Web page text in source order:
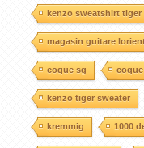
kenzo sweatshirt tiger
magasin guitare
coque sg
kenzo tiger sweater
kremmig 1000